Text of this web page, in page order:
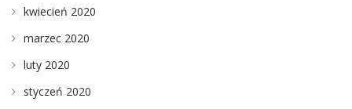
kwiecień 2020
marzec 2020
luty 2020
styczeń 2020